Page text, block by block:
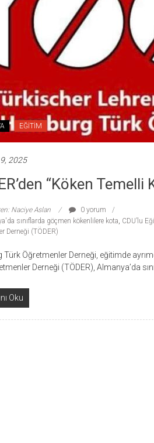
EĞİTİM
2025
“Köken Temelli
Naciye Aslan
0 yorum
sınıflarda göçmen kökenlilere kota, CDU’lu
Derneği (TÖDER)
Türk Öğretmenler Derneği, eğitimde
Derneği (TÖDER), Almanya’da
Oku